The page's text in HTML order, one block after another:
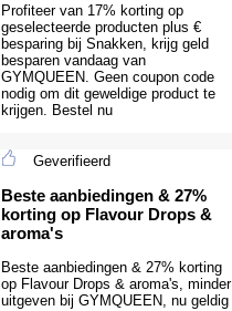
Profiteer van 17% korting op
geselecteerde producten plus €
besparing bij Snakken, krijg geld
besparen vandaag van
GYMQUEEN. Geen coupon code
nodig om dit geweldige product te
krijgen. Bestel nu
Geverifieerd
Beste aanbiedingen & 27%
korting op Flavour Drops &
aroma's
Beste aanbiedingen & 27% korting
op Flavour Drops & aroma's, minder
uitgeven bij GYMQUEEN, nu geldig